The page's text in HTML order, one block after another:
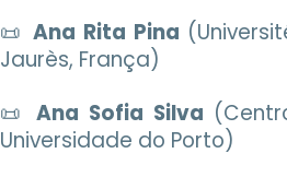
📜 Ana Rita Pina
Jaurès, França)
📜Ana Sofia Silva
Universidade do Porto)